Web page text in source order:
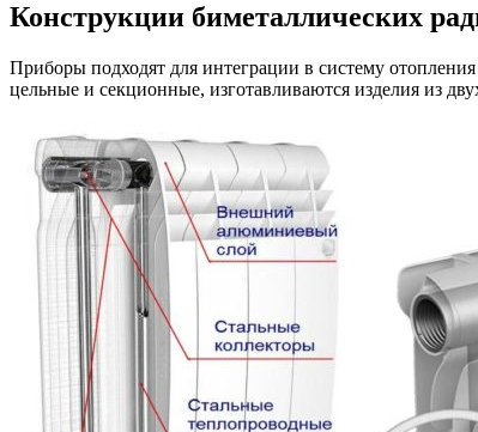
Конструкции биметаллических
Приборы подходят для интеграции в систему
цельные и секционные, изготавливаются изделия из